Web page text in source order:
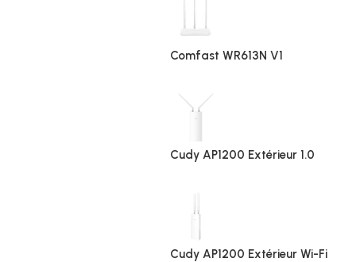
Comfast WR613N V1
Cudy AP1200 Extérieur 1.0
Cudy AP1200 Extérieur Wi-Fi